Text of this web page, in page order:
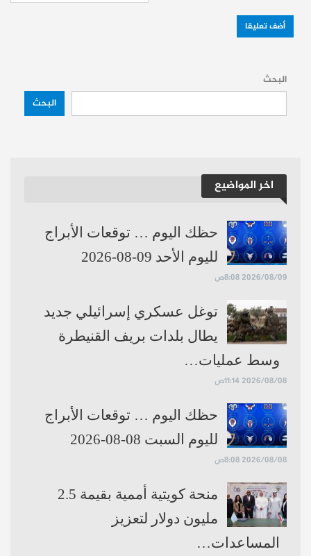
المتحدة هجمات على إيران، بدعوى “الدفاع عن
النفس” من دون أي مبرر قانوني أو أخلاقي.
تستهدف 21 هدفاً أميركياً بينها حظائر مقاتلات
F35 في الأزرق بالأردن
إيران وحزب الله يهدد بـ حرب استنزاف بلا نهاية
البحث
البحث
اخر المواضيع
حظك اليوم … توقعات الأبراج
لليوم الأحد 09-08-2026
2026/08/09 8:08ص
توغل عسكري إسرائيلي جديد
يطال بلدات بريف القنيطرة
وسط عمليات…
2026/08/08 11:14ص
حظك اليوم … توقعات الأبراج
لليوم السبت 08-08-2026
2026/08/08 8:08ص
منحة كويتية أممية بقيمة 2.5
مليون دولار لتعزيز
المساعدات…